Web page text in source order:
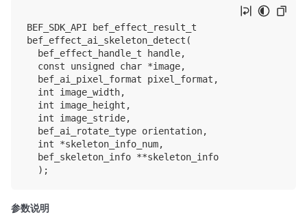
BEF_SDK_API bef_effect_result_t
bef_effect_ai_skeleton_detect(
参数说明